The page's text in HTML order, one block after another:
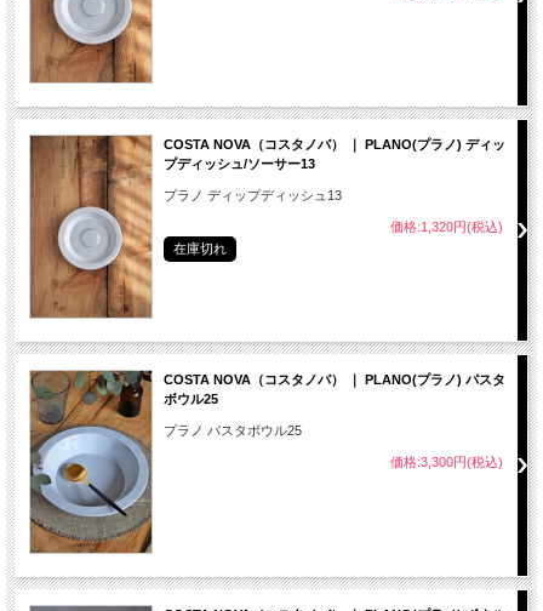
COSTA NOVA（コスタノバ） ｜ PLANO(プラノ) ディッ
プディッシュ/ソーサー13
プラノ ディップディッシュ13
価格:1,320円(税込)
在庫切れ
COSTA NOVA（コスタノバ） ｜ PLANO(プラノ) パスタ
ボウル25
プラノ パスタボウル25
価格:3,300円(税込)